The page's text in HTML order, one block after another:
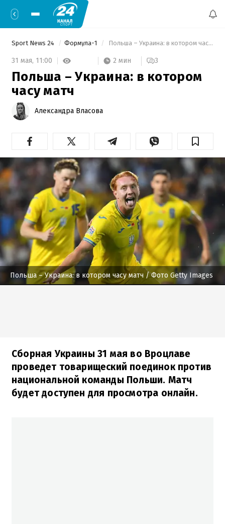
Sport News 24 Формула-1 Польша – Украина: в котором часу матч
31 мая, 11:00 2 мин 3
Польша – Украина: в котором
часу матч
Александра Власова
Польша – Украина: в котором часу матч / Фото Getty Images
Сборная Украины 31 мая во Вроцлаве
проведет товарищеский поединок против
национальной команды Польши. Матч
будет доступен для просмотра онлайн.